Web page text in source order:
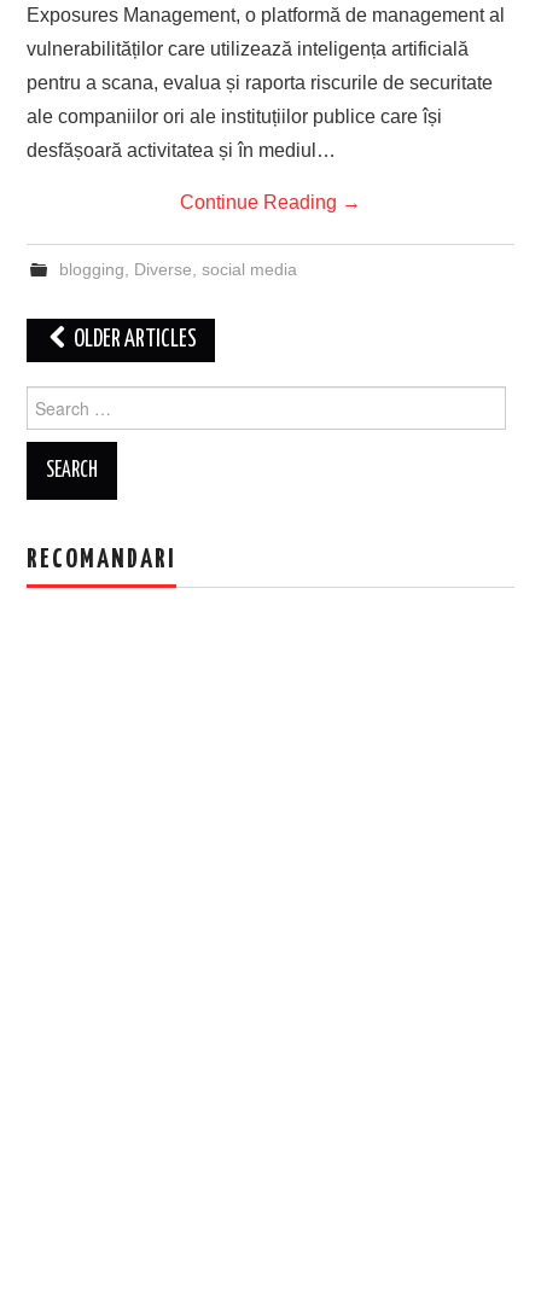
Exposures Management, o platformă de management al
vulnerabilităților care utilizează inteligența artificială
pentru a scana, evalua și raporta riscurile de securitate
ale companiilor ori ale instituțiilor publice care își
desfășoară activitatea și în mediul…
Continue Reading →
blogging Diverse social media
Post
navigation
OLDER ARTICLES
for:
RECOMANDARI